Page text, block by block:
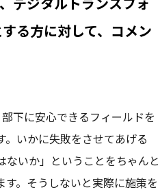
る方に対して、コメン
部下に安心できるフィールドを
いかに失敗をさせてあげる
いか」ということをちゃんと
。そうしないと実際に施策を